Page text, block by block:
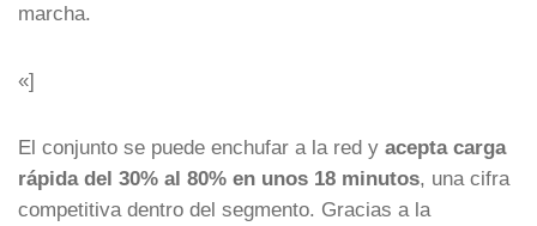
marcha.
«]
El conjunto se puede enchufar a la red y acepta carga
rápida del 30% al 80% en unos 18 minutos, una cifra
competitiva dentro del segmento. Gracias a la